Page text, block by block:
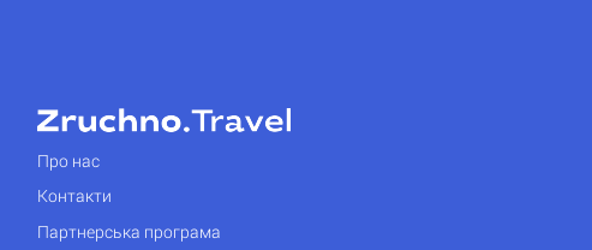
Про нас
Контакти
Партнерська програма